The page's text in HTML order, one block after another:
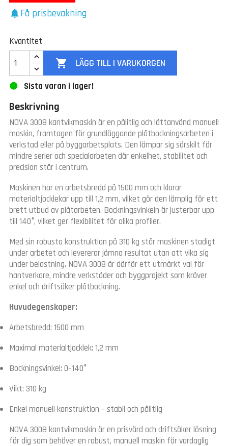
notificationsFå prisbevakning
Kvantitet
 LÄGG TILL I VARUKORGEN
Sista varan i lager!
Beskrivning
NOVA 3008 kantvikmaskin är en pålitlig och lättanvänd manuell
maskin, framtagen för grundläggande plåtbockningsarbeten i
verkstad eller på byggarbetsplats. Den lämpar sig särskilt för
mindre serier och specialarbeten där enkelhet, stabilitet och
precision står i centrum.
Maskinen har en arbetsbredd på 1500 mm och klarar
materialtjocklekar upp till 1,2 mm, vilket gör den lämplig för ett
brett utbud av plåtarbeten. Bockningsvinkeln är justerbar upp
till 140°, vilket ger flexibilitet för olika profiler.
Med sin robusta konstruktion på 310 kg står maskinen stadigt
under arbetet och levererar jämna resultat utan att vika sig
under belastning. NOVA 3008 är därför ett utmärkt val för
hantverkare, mindre verkstäder och byggprojekt som kräver
enkel och driftsäker plåtbockning.
Huvudegenskaper:
Arbetsbredd: 1500 mm
Maximal materialtjocklek: 1,2 mm
Bockningsvinkel: 0–140°
Vikt: 310 kg
Enkel manuell konstruktion – stabil och pålitlig
NOVA 3008 kantvikmaskin är en prisvärd och driftsäker lösning
för dig som behöver en robust, manuell maskin för vardaglig